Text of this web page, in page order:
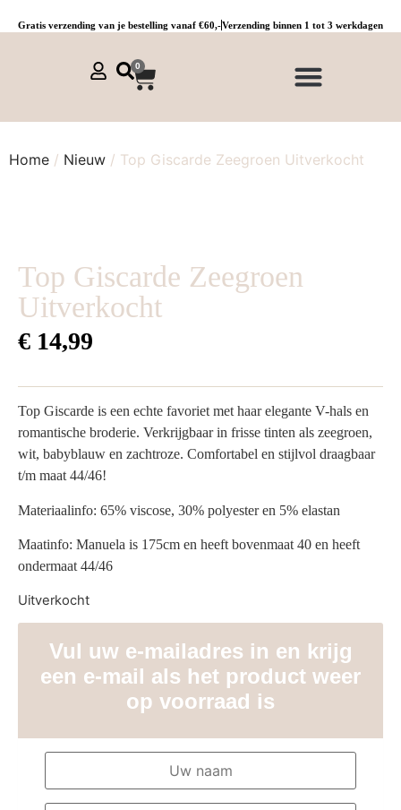
Gratis verzending van je bestelling vanaf €60,-Verzending binnen 1 tot 3 werkdagen
0
Home / Nieuw / Top Giscarde Zeegroen Uitverkocht
Top Giscarde Zeegroen
Uitverkocht
€ 14,99
Top Giscarde is een echte favoriet met haar elegante V-hals en
romantische broderie. Verkrijgbaar in frisse tinten als zeegroen,
wit, babyblauw en zachtroze. Comfortabel en stijlvol draagbaar
t/m maat 44/46!
Materiaalinfo: 65% viscose, 30% polyester en 5% elastan
Maatinfo: Manuela is 175cm en heeft bovenmaat 40 en heeft
ondermaat 44/46
Uitverkocht
Vul uw e-mailadres in en krijg
een e-mail als het product weer
op voorraad is